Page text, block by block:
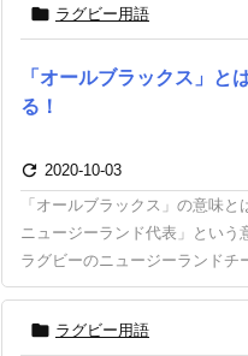
 ラグビー用語
「オールブラックス」と
る！
 2020-10-03
「オールブラックス」の意味
ニュージーランド代表」という
ラグビーのニュージーランドチ
 ラグビー用語